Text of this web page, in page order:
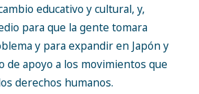
educativo y cultural, y,
para que la gente tomara
y para expandir en Japón y
de apoyo a los movimientos que
derechos humanos.